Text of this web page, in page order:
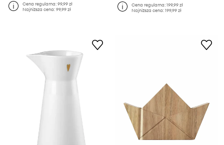
Cena regularna:99,99 zł
Najniższa cena:99,99 zł
Cena regularna:199,99 zł
Najniższa cena:199,99 zł